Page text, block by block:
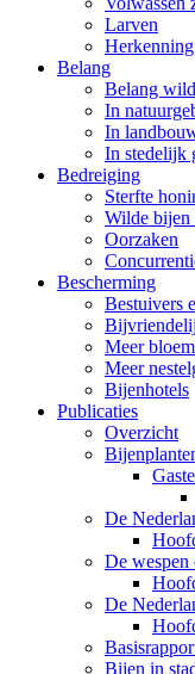
Larven
Belang
Belang
In
In
In stedelijk
Bedreiging
Sterfte
Wilde bijen
Oorzaken
Bescherming
Bestuivers
Meer
Meer
Bijenhotels
Publicaties
Overzicht
De
De wespen
De
Bijen in